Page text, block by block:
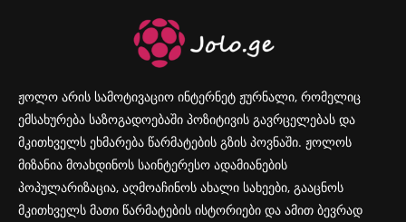
ჟოლო არის სამოტივაციო ინტერნეტ ჟურნალი, რომელიც
ემსახურება საზოგადოებაში პოზიტივის გავრცელებას და
მკითხველს ეხმარება წარმატების გზის პოვნაში. ჟოლოს
მიზანია მოახდინოს საინტერესო ადამიანების
პოპულარიზაცია, აღმოაჩინოს ახალი სახეები, გააცნოს
მკითხველს მათი წარმატების ისტორიები და ამით ბევრად